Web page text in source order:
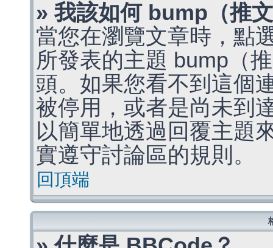
» 我該如何 bump（推
當您在瀏覽文章時，點
所發表的主題 bump（
頭。如果您看不到這個
被停用，或者是尚未到
以簡單地透過回覆主題
實遵守討論區的規則。
回頂端